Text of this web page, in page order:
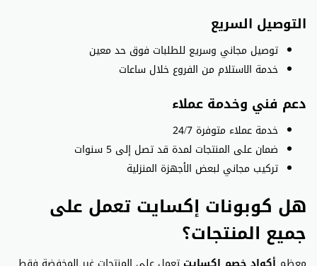
التوصيل السريع
توصيل مجاني وسريع للطلبات فوق حد معين
خدمة الاستلام من الفروع خلال ساعات
دعم فني وخدمة عملاء
خدمة عملاء متوفرة 24/7
ضمان على المنتجات لمدة قد تصل إلى 5 سنوات
تركيب مجاني لبعض الأجهزة المنزلية
هل كوبونات إكسايت تعمل على
جميع المنتجات؟